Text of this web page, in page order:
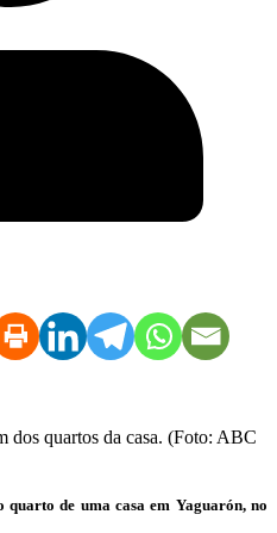
dos quartos da casa. (Foto: ABC
quarto de uma casa em Yaguarón, no